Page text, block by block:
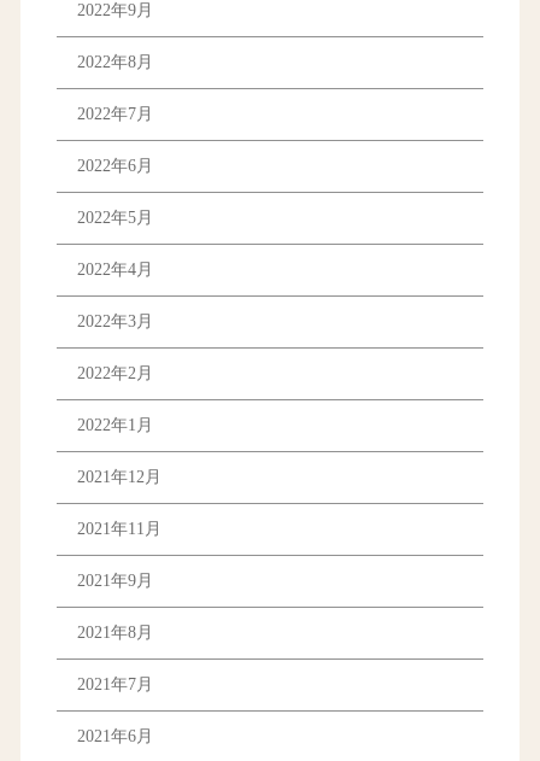
2022年9月
2022年8月
2022年7月
2022年6月
2022年5月
2022年4月
2022年3月
2022年2月
2022年1月
2021年12月
2021年11月
2021年9月
2021年8月
2021年7月
2021年6月